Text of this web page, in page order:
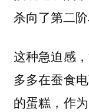
杀向了第二
这种急迫感
多多在蚕食
的蛋糕，作